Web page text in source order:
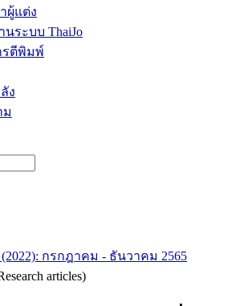
ผู้แต่ง
ระบบ ThaiJo
รตีพิมพ์
ง
ม
กรกฎาคม - ธันวาคม 2565
articles)